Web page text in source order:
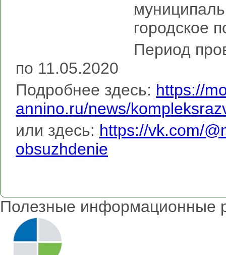
городское
Период
по 11.05.2020
Подробнее здесь: https://
annino.ru/news/
или здесь: https://vk.com/
obsuzhdenie
Полезные информационные